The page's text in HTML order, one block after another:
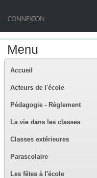
CONNEXION
Menu
Accueil
Acteurs de l'école
Pédagogie - Règlement
La vie dans les classes
Classes extérieures
Parascolaire
Les fêtes à l'école